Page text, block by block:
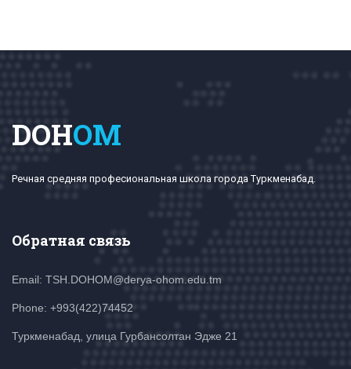
DOHOM
Речная средняя професиональная школа города Туркменабад.
Обратная связь
Email: TSH.DOHOM@derya-ohom.edu.tm
Phone: +993(422)74452
Туркменабад, улица Гурбансолтан Эдже 21